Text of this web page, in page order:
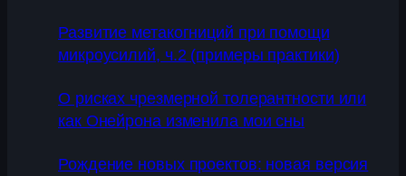
Развитие метакогниций при помощи
микроусилий, ч.2 (примеры практики)
О рисках чрезмерной толерантности или
как Онейрона изменила мои сны
Рождение новых проектов: новая версия